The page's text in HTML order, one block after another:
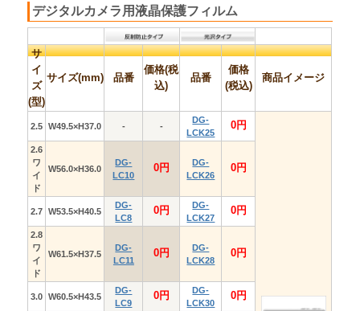
BG43SV(シルバ
ー)
DG-
BG43NV(ネイビ
ー)
BG43BR(ブラウ
ン)
DG-BG43D(オ
レンジ)
DG-BG43P(ピ
BG41SV(シルバ
ー)
DG-BG41R(
ッド)
コットンデジカメ
ケース
DG-BG37シリ
ーズ
販売価格：
0(税込)
衝撃吸収デジカメ
ソフトケース
DG-BG33シリ
ーズ
販売価格：